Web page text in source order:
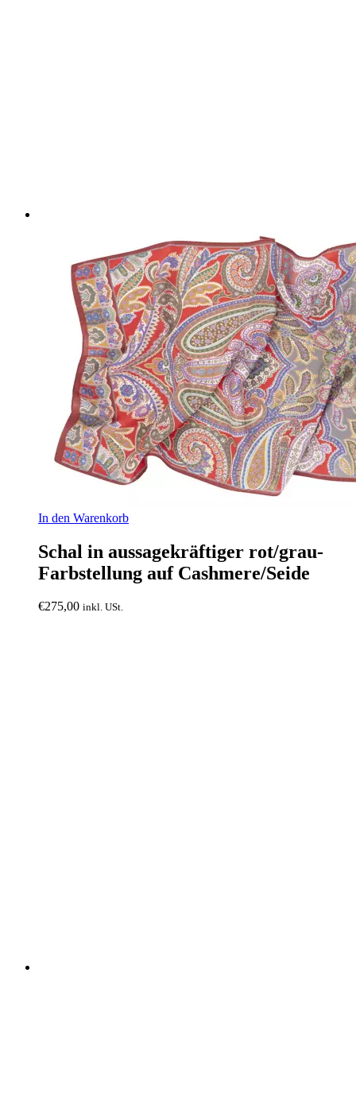
In den Warenkorb
Schal in aussagekräftiger rot/grau-
Farbstellung auf Cashmere/Seide
€275,00 inkl. USt.